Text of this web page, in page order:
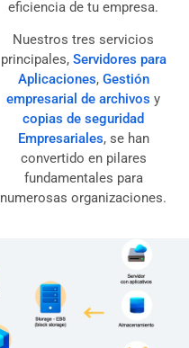
eficiencia de tu empresa.
Nuestros tres servicios
principales, Servidores para
Aplicaciones, Gestión
empresarial de archivos y
copias de seguridad
Empresariales, se han
convertido en pilares
fundamentales para
numerosas organizaciones.